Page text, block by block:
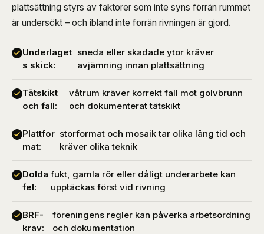
plattsättning styrs av faktorer som inte syns förrän rummet
är undersökt – och ibland inte förrän rivningen är gjord.
Underlaget
s skick:
sneda eller skadade ytor kräver
avjämning innan plattsättning
Tätskikt
och fall:
våtrum kräver korrekt fall mot golvbrunn
och dokumenterat tätskikt
Plattfor
mat:
storformat och mosaik tar olika lång tid och
kräver olika teknik
Dolda
fel:
fukt, gamla rör eller dåligt underarbete kan
upptäckas först vid rivning
BRF-
krav:
föreningens regler kan påverka arbetsordning
och dokumentation